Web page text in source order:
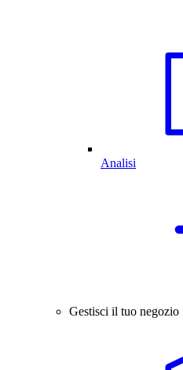
Analisi
Gestisci il tuo negozio